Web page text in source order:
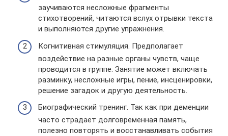
заучиваются несложные фрагменты
стихотворений, читаются вслух отрывки текста
и выполняются другие упражнения.
Когнитивная стимуляция. Предполагает
воздействие на разные органы чувств, чаще
проводится в группе. Занятие может включать
разминку, несложные игры, пение, инсценировки,
решение загадок и другую деятельность.
Биографический тренинг. Так как при деменции
часто страдает долговременная память,
полезно повторять и восстанавливать события